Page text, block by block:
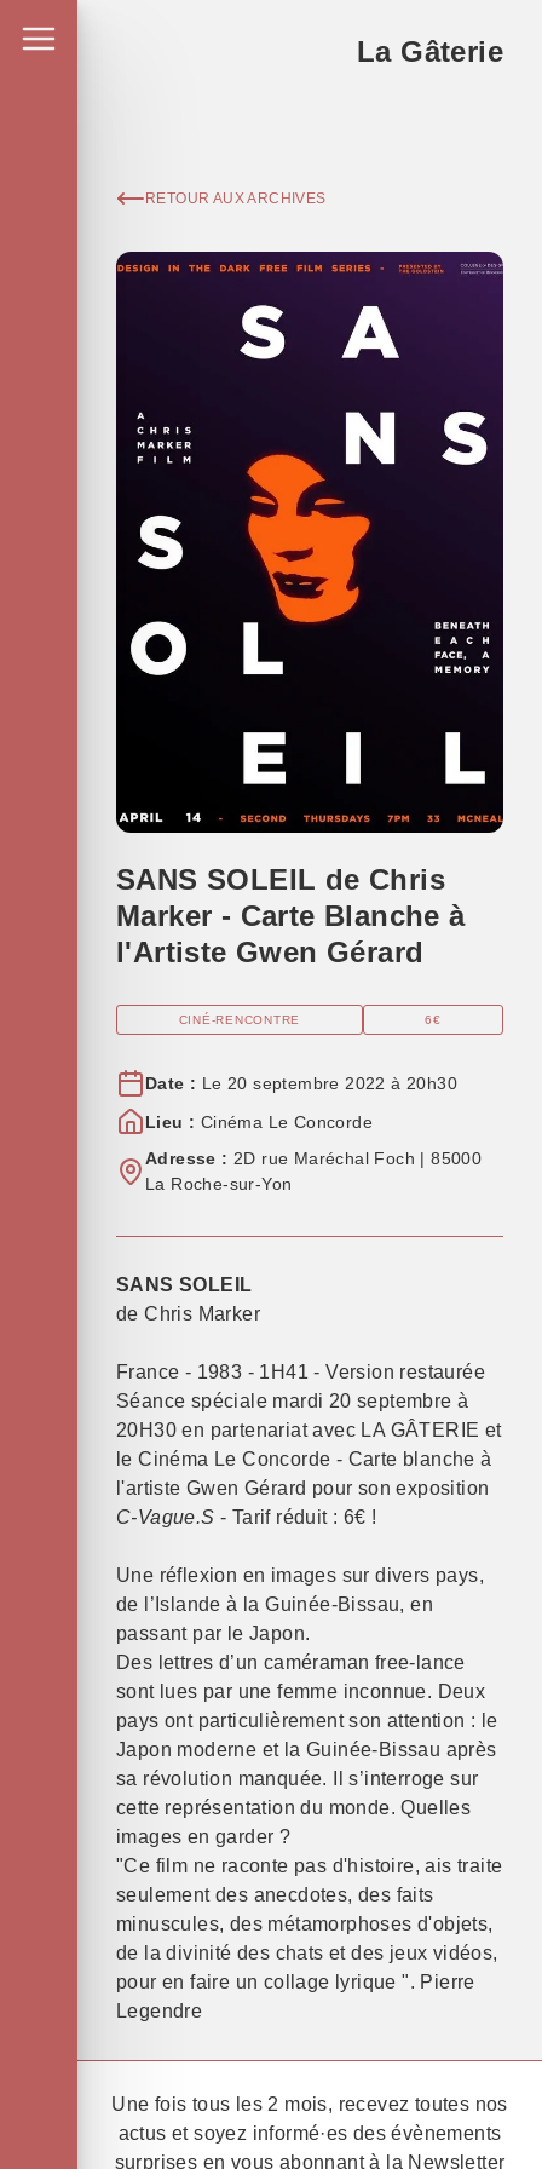
La Gâterie
RETOUR AUX ARCHIVES
SANS SOLEIL de Chris
Marker - Carte Blanche à
l'Artiste Gwen Gérard
CINÉ-RENCONTRE 6€
Date : Le 20 septembre 2022 à 20h30
Lieu : Cinéma Le Concorde
Adresse : 2D rue Maréchal Foch | 85000
La Roche-sur-Yon
SANS SOLEIL
de Chris Marker
France - 1983 - 1H41 - Version restaurée
Séance spéciale mardi 20 septembre à
20H30 en partenariat avec LA GÂTERIE et
le Cinéma Le Concorde - Carte blanche à
l'artiste Gwen Gérard pour son exposition
C-Vague.S - Tarif réduit : 6€ !
Une réflexion en images sur divers pays,
de l’Islande à la Guinée-Bissau, en
passant par le Japon.
Des lettres d’un caméraman free-lance
sont lues par une femme inconnue. Deux
pays ont particulièrement son attention : le
Japon moderne et la Guinée-Bissau après
sa révolution manquée. Il s’interroge sur
cette représentation du monde. Quelles
images en garder ?
"Ce film ne raconte pas d'histoire, ais traite
seulement des anecdotes, des faits
minuscules, des métamorphoses d'objets,
de la divinité des chats et des jeux vidéos,
pour en faire un collage lyrique ". Pierre
Legendre
Une fois tous les 2 mois, recevez toutes nos
actus et soyez informé·es des évènements
surprises en vous abonnant à la Newsletter